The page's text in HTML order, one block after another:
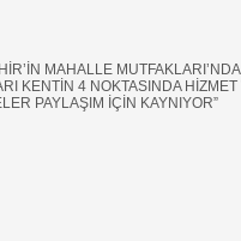
MAHALLE
KENTİN 4 NOKTASINDA
PAYLAŞIM İÇİN KAYNIYOR”